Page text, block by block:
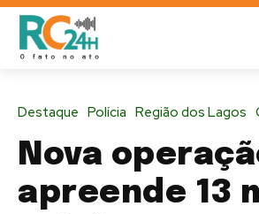
Destaque Polícia Região dos Lagos
Nova
apreende 13